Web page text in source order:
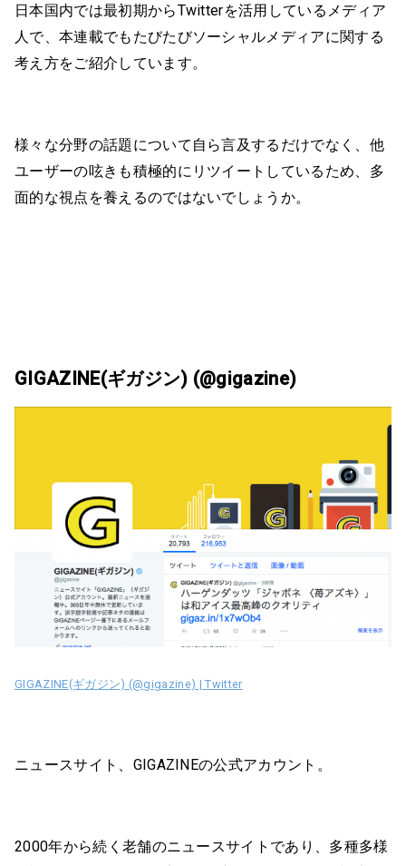
日本国内では最初期からTwitterを活用しているメディア
人で、本連載でもたびたびソーシャルメディアに関する
考え方をご紹介しています。
様々な分野の話題について自ら言及するだけでなく、他
ユーザーの呟きも積極的にリツイートしているため、多
面的な視点を養えるのではないでしょうか。
GIGAZINE(ギガジン) (@gigazine)
GIGAZINE(ギガジン) (@gigazine) | Twitter
ニュースサイト、GIGAZINEの公式アカウント。
2000年から続く老舗のニュースサイトであり、多種多様